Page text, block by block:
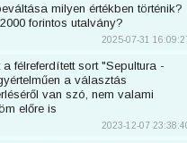
milyen értékben történik?
forintos utalvány?
2025-07-31
félreferdített sort "Sepultura -
a választás
van szó, nem valami
előre is
2023-12-07